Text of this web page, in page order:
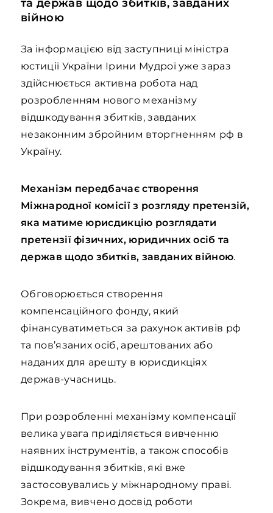
та держав щодо збитків, завданих
війною
За інформацією від заступниці міністра
юстиції України Ірини Мудрої уже зараз
здійснюється активна робота над
розробленням нового механізму
відшкодування збитків, завданих
незаконним збройним вторгненням рф в
Україну.
Механізм передбачає створення
Міжнародної комісії з розгляду претензій,
яка матиме юрисдикцію розглядати
претензії фізичних, юридичних осіб та
держав щодо збитків, завданих війною.
Обговорюється створення
компенсаційного фонду, який
фінансуватиметься за рахунок активів рф
та пов’язаних осіб, арештованих або
наданих для арешту в юрисдикціях
держав-учасниць.
При розробленні механізму компенсації
велика увага приділяється вивченню
наявних інструментів, а також способів
відшкодування збитків, які вже
застосовувались у міжнародному праві.
Зокрема, вивчено досвід роботи